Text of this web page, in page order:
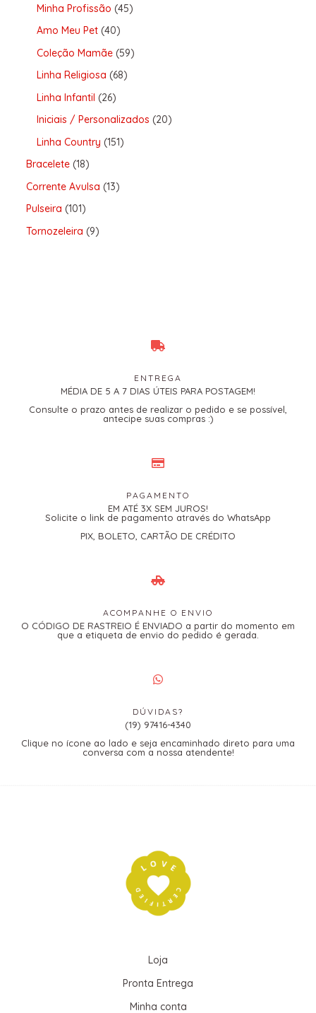
Minha Profissão 45
Amo Meu Pet 40
Coleção Mamãe 59
Linha Religiosa 68
Linha Infantil 26
Iniciais / Personalizados 20
Linha Country 151
Bracelete 18
Corrente Avulsa 13
Pulseira 101
Tornozeleira 9
ENTREGA
MÉDIA DE 5 A 7 DIAS ÚTEIS PARA POSTAGEM!
Consulte o prazo antes de realizar o pedido e se possível,
antecipe suas compras :)
PAGAMENTO
EM ATÉ 3X SEM JUROS!
Solicite o link de pagamento através do WhatsApp
PIX, BOLETO, CARTÃO DE CRÉDITO
ACOMPANHE O ENVIO
O CÓDIGO DE RASTREIO É ENVIADO a partir do momento em
que a etiqueta de envio do pedido é gerada.
DÚVIDAS?
(19) 97416-4340
Clique no ícone ao lado e seja encaminhado direto para uma
conversa com a nossa atendente!
Loja
Pronta Entrega
Minha conta